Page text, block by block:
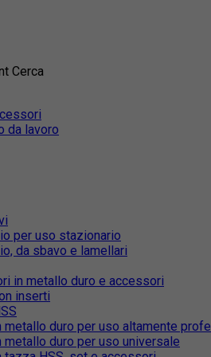
Cerca
da lavoro
per uso stazionario
da sbavo e lamellari
in metallo duro e accessori
inserti
metallo duro per uso altamente
metallo duro per uso universale